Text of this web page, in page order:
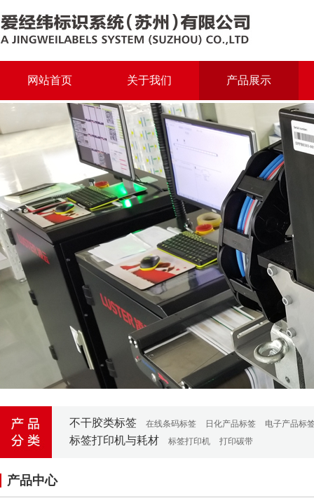
网站首页 关于我们 产品展示
不干胶类标签 在线条码标签 日化产品标签 电子产品标
标签打印机与耗材 标签打印机 打印碳带
产品中心